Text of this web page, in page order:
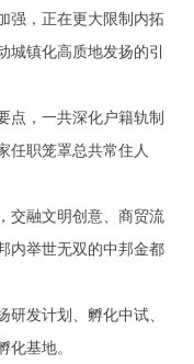
强，正在更大限制内拓
城镇化高质地发扬的引
，一共深化户籍轨制
任职笼罩总共常住人
融文明创意、商贸流
内举世无双的中邦金都
发计划、孵化中试、
化基地。